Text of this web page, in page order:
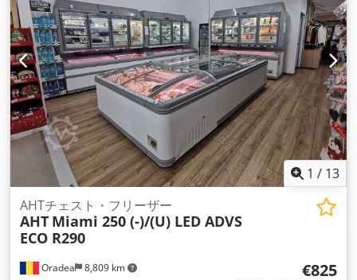
式で簡単設置 LED庫内照明（キャノピーLED、ドアLED照明）
Codpfx Akorhwuwekorf AHT Kinley / EptaまたはCarrierトッ
プフリーザー（長さ210cmおよび250cm）を在庫しています。
AHT MiamiまたはAthen XL LEDキャビネットと組み合わせ可
能（ルーマニア、オラデアに在庫あり） 再調整されたAHT EQ
シリーズ機器は、消耗品（冷媒、ガスケット、ネオンランプな
ど）を除き、6ヶ月間部品保証されます。 付属品およびスペア
パーツの在庫
1 / 13
Oradea 8,809 km
AHTチェスト・フリーザー
AHT Miami 250 (-)/(U) LED ADVS
ECO R290
€825